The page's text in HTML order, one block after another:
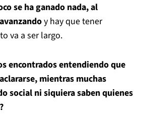
se ha ganado nada, al
y hay que tener
va a ser largo.
encontrados entendiendo que
mientras muchas
social ni siquiera saben quienes